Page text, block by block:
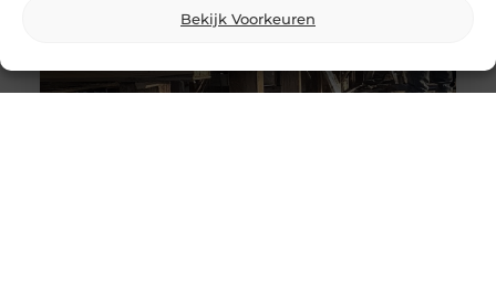
Bekijk Voorkeuren